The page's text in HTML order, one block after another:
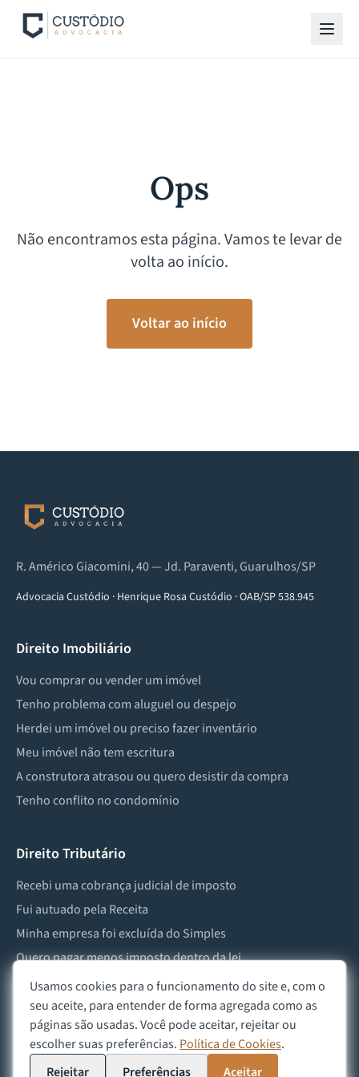
Ops
Não encontramos esta página. Vamos te levar de
volta ao início.
Voltar ao início
R. Américo Giacomini, 40 — Jd. Paraventi, Guarulhos/SP
Advocacia Custódio · Henrique Rosa Custódio ·OAB/SP 538.945
Direito Imobiliário
Vou comprar ou vender um imóvel
Tenho problema com aluguel ou despejo
Herdei um imóvel ou preciso fazer inventário
Meu imóvel não tem escritura
A construtora atrasou ou quero desistir da compra
Tenho conflito no condomínio
Direito Tributário
Recebi uma cobrança judicial de imposto
Fui autuado pela Receita
Minha empresa foi excluída do Simples
Quero pagar menos imposto dentro da lei
Preciso lidar com imposto de herança ou doação
2026Advocacia Custódio
Política de Privacidade Política de Cookies Aviso Legal
Usamos cookies para o funcionamento do site e, com o
seu aceite, para entender de forma agregada como as
páginas são usadas. Você pode aceitar, rejeitar ou
escolher suas preferências. Política de Cookies.
Rejeitar
Preferências Aceitar